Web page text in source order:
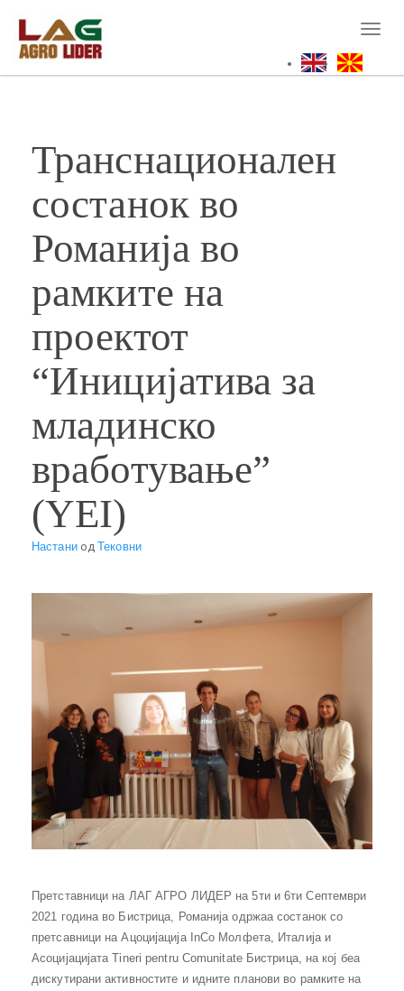
main
content
Транснационален
состанок во
Романија во
рамките на
проектот
“Иницијатива за
младинско
вработување”
(YEI)
НастаниодТековни
Претставници на ЛАГ АГРО ЛИДЕР на 5ти и 6ти Септември
2021 година во Бистрица, Романија одржаа состанок со
претсавници на Ацоцијација InCo Молфета, Италија и
Асоцијацијата Tineri pentru Comunitate Бистрица, на кој беа
дискутирани активностите и идните планови во рамките на